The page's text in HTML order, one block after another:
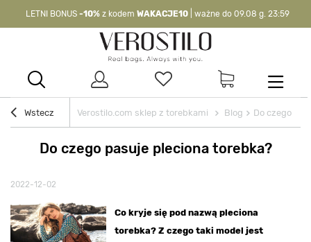
LETNI BONUS -10% z kodem WAKACJE10 | ważne do 09.08 g. 23:59
WAKACJE10| nie dotyczy produktów z flagą OKAZJA >
Wstecz Verostilo.com sklep z torebkami Blog Do czego
Do czego pasuje pleciona torebka?
2022-12-02
Co kryje się pod nazwą pleciona
torebka? Z czego taki model jest